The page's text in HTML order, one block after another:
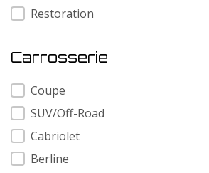
Restoration
Carrosserie
Carrosserie
Coupe
SUV/Off-Road
Cabriolet
Berline